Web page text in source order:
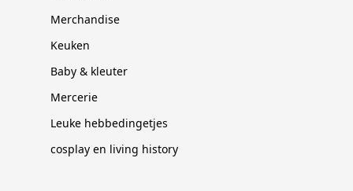
Merchandise
Keuken
Baby & kleuter
Mercerie
Leuke hebbedingetjes
cosplay en living history